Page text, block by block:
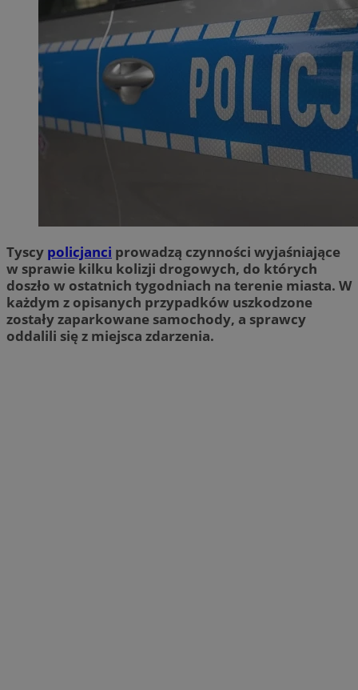
Tyscy policjanci prowadzą czynności wyjaśniające
w sprawie kilku kolizji drogowych, do których
doszło w ostatnich tygodniach na terenie miasta. W
każdym z opisanych przypadków uszkodzone
zostały zaparkowane samochody, a sprawcy
oddalili się z miejsca zdarzenia.